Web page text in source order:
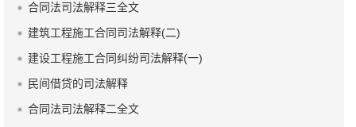
合同法司法解释三全文
建筑工程施工合同司法解释(二)
建设工程施工合同纠纷司法解释(一)
民间借贷的司法解释
合同法司法解释二全文